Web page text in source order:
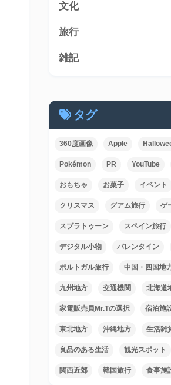
文化
旅行
雑記
タグ
360度画像 Apple
Pokémon PR YouTube
おもちゃ お菓子 イベント
クリスマス グアム旅行 ゲ
スプラトゥーン スペイン旅行
デジタル小物 バレンタイン
ポルトガル旅行 中国・四国地
九州地方 交通機関 北海道
家電販売員Mr.Tの選択 宿泊施
東北地方 沖縄地方 生活雑
良品のある生活 観光スポット
関西近郊 韓国旅行 食事施